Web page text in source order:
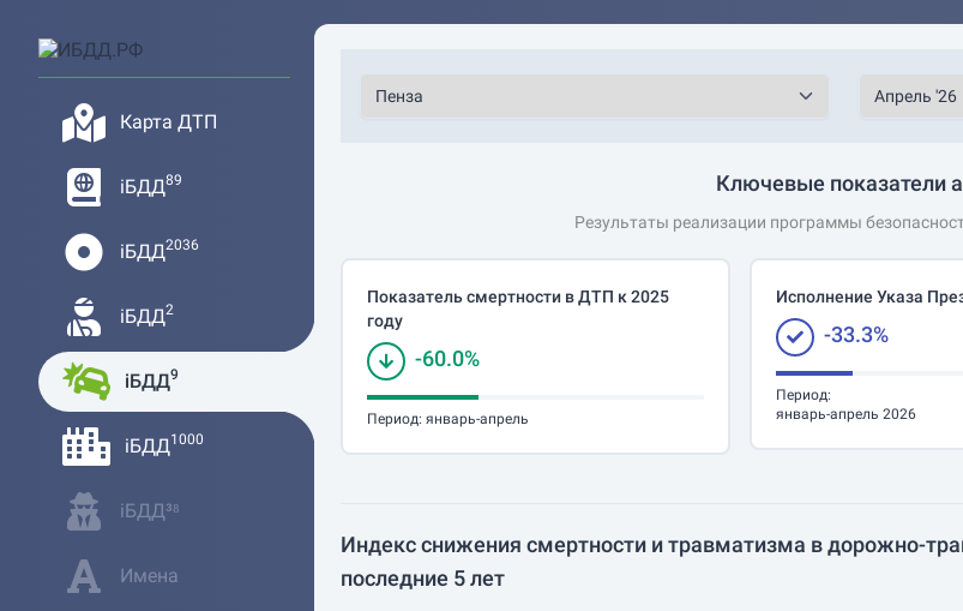
Карта ДТП
iБДД89
iБДД2036
iБДД2
iБДД9
iБДД1000
iБДД³⁸
Имена
Ключевые показатели
Результаты реализации программы
Показатель смертности в ДТП к 2025
году
-60.0%
Период: январь-апрель
Исполнение Указа
-33.3%
Период:
январь-апрель 2026
Индекс снижения смертности и травматизма в дорожно-
последние 5 лет